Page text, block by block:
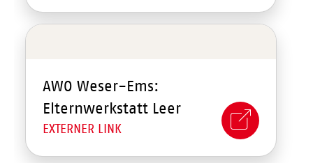
AWO Weser-Ems:
Elternwerkstatt Leer
EXTERNER LINK